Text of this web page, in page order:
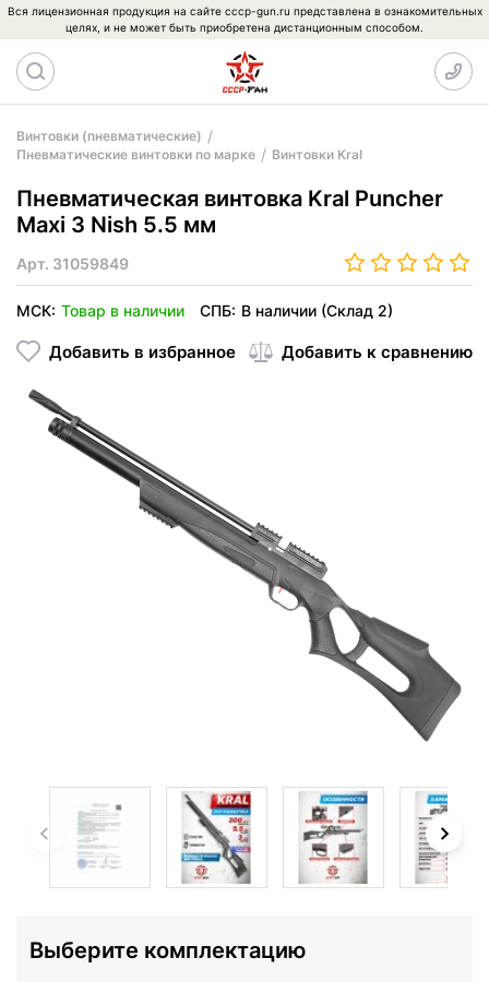
Вся лицензионная продукция на сайте cccp-gun.ru представлена в ознакомительных
целях, и не может быть приобретена дистанционным способом.
Винтовки (пневматические)
Пневматические винтовки по марке
Винтовки Kral
Пневматическая винтовка Kral Puncher
Maxi 3 Nish 5.5 мм
Арт. 31059849
МСК: Товар в наличии СПБ: В наличии (Склад 2)
Добавить в избранное Добавить к сравнению
Выберите комплектацию